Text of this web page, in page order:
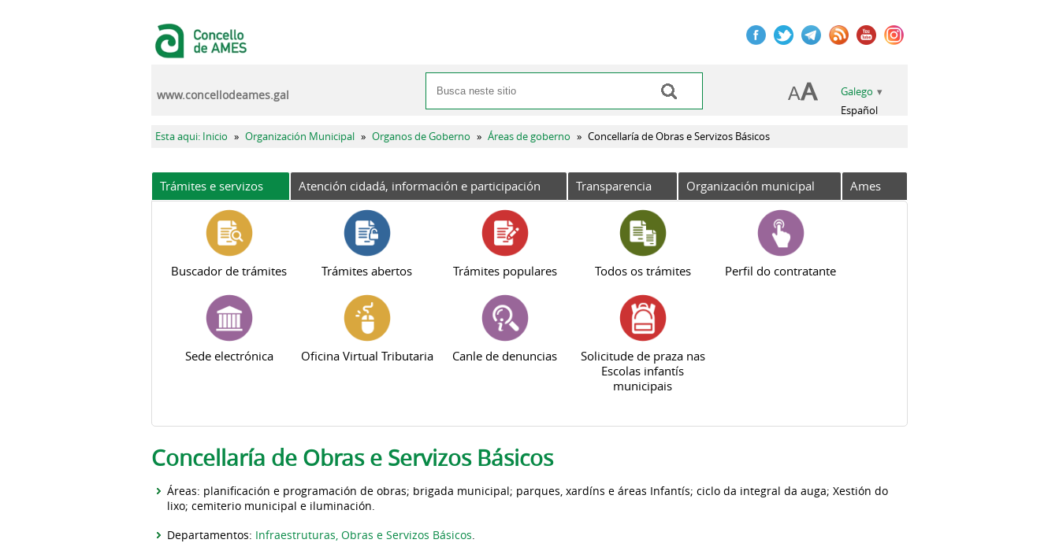
Formulario de busca
Buscar
Galego
Español
www.concellodeames.gal
Vostede está aquí
Esta aqui: Inicio » Organización Municipal » Organos de Goberno » Áreas de goberno » Concellaría de Obras e Servizos Básicos
Trámites e servizos Atención cidadá, información e participación Transparencia Organización municipal Ames
Buscador de trámites Trámites abertos Trámites populares Todos os trámites Perfil do contratante
Sede electrónica Oficina Virtual Tributaria Canle de denuncias
Solicitude de praza nas
Escolas infantís
municipais
Pestanas principais
Concellaría de Obras e Servizos Básicos
Áreas: planificación e programación de obras; brigada municipal; parques, xardíns e áreas Infantís; ciclo da integral da auga; Xestión do
lixo; cemiterio municipal e iluminación.
Departamentos: Infraestruturas, Obras e Servizos Básicos.